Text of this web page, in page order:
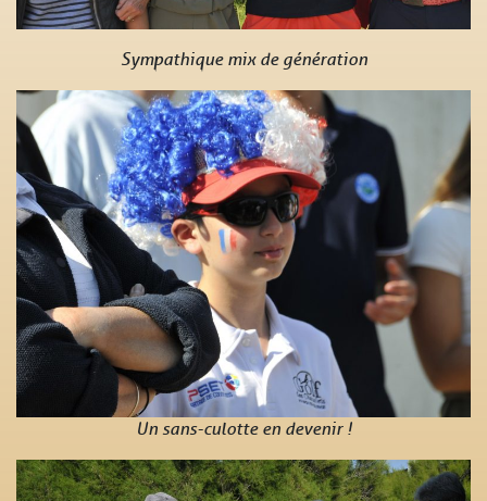
Sympathique mix de génération
Un sans-culotte en devenir !